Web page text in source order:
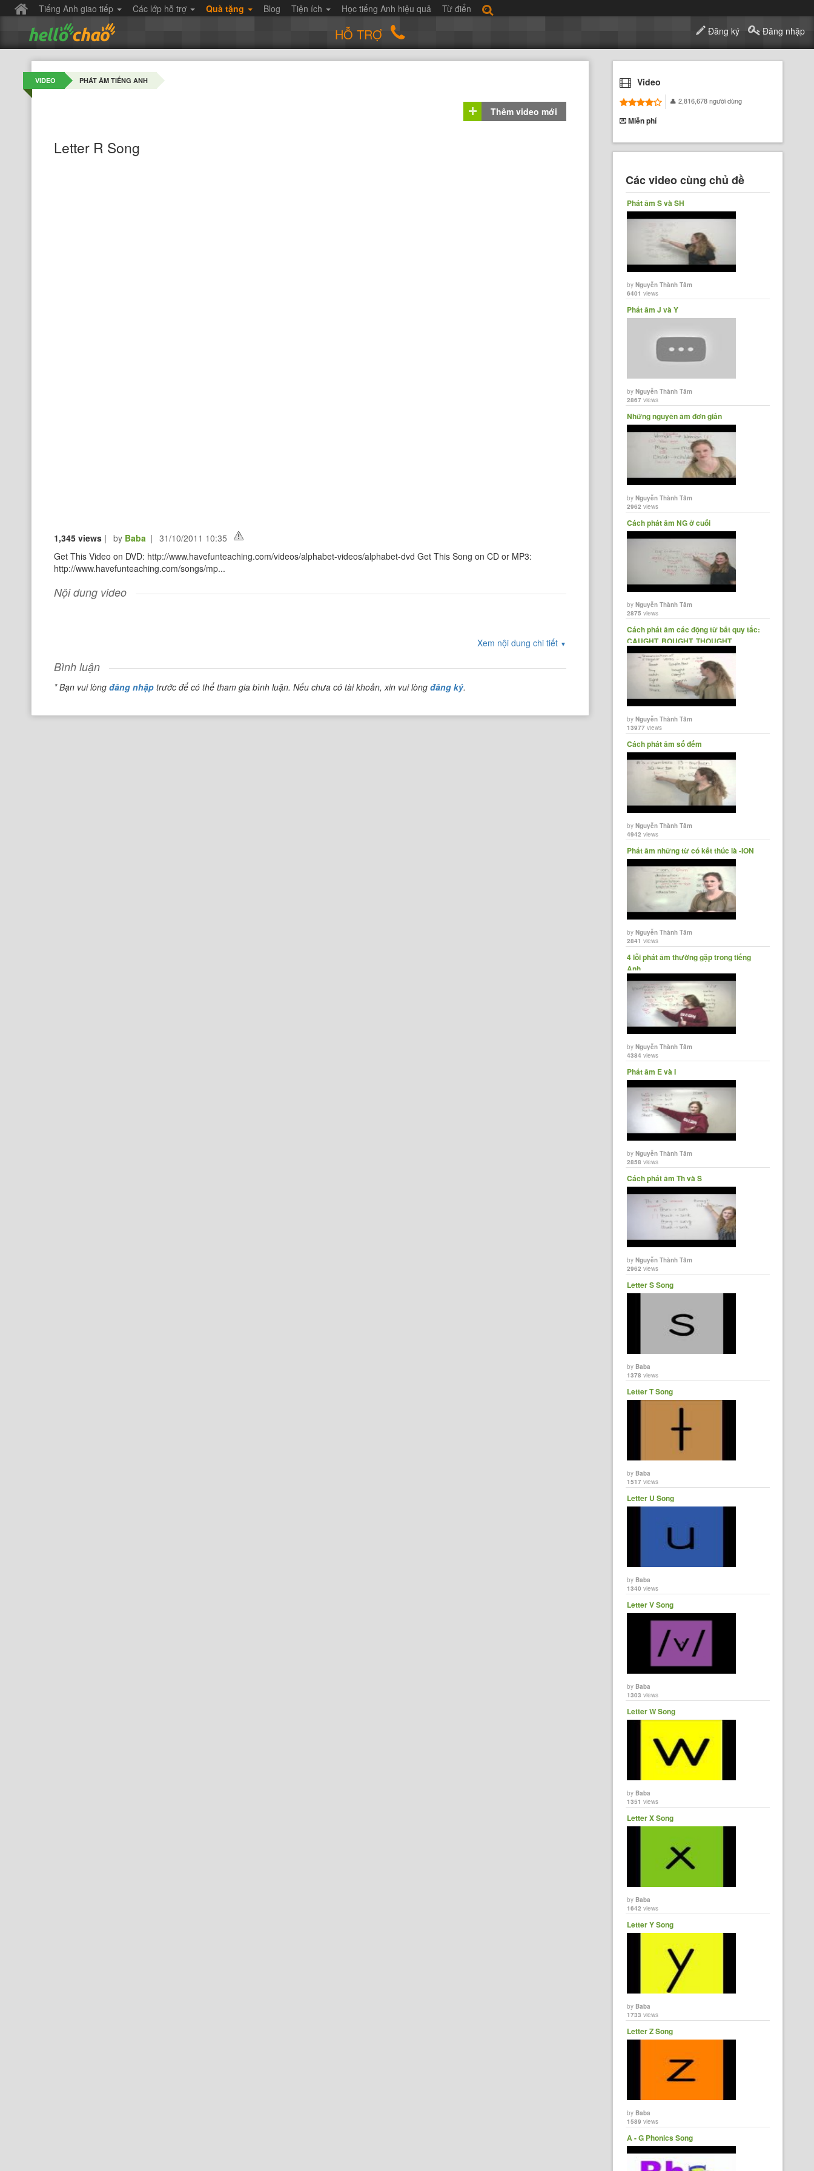
Tiếng Anh giao tiếp Các lớp hỗ trợ Quà tặng Blog Tiện ích Học tiếng Anh hiệu quả Từ điển
HỖ TRỢ Đăng ký Đăng nhập
VIDEO PHÁT ÂM TIẾNG ANH
Thêm video mới
Letter R Song
1,345 views | by Baba |
31/10/2011 10:35
Get This Video on DVD: http://www.havefunteaching.com/videos/alphabet-videos/alphabet-dvd Get This Song on CD or MP3:
http://www.havefunteaching.com/songs/mp...
Nội dung video
Xem nội dung chi tiết ▼
Bình luận
* Bạn vui lòngđăng nhập trước để có thể tham gia bình luận. Nếu chưa có tài khoản, xin vui lòngđăng ký.
Video
2,816,678 người dùng
Miễn phí
Các video cùng chủ đề
Phát âm S và SH
byNguyễn Thành Tâm
6401 views
Phát âm J và Y
byNguyễn Thành Tâm
2867 views
Những nguyên âm đơn giản
byNguyễn Thành Tâm
2962 views
Cách phát âm NG ở cuối
byNguyễn Thành Tâm
2875 views
Cách phát âm các động từ bất quy tắc:
CAUGHT, BOUGHT, THOUGHT...
byNguyễn Thành Tâm
13977 views
Cách phát âm số đếm
byNguyễn Thành Tâm
4942 views
Phát âm những từ có kết thúc là -ION
byNguyễn Thành Tâm
2841 views
4 lỗi phát âm thường gặp trong tiếng
Anh
byNguyễn Thành Tâm
4384 views
Phát âm E và I
byNguyễn Thành Tâm
2858 views
Cách phát âm Th và S
byNguyễn Thành Tâm
2962 views
Letter S Song
by Baba
1378 views
Letter T Song
by Baba
1517 views
Letter U Song
by Baba
1340 views
Letter V Song
by Baba
1303 views
Letter W Song
by Baba
1351 views
Letter X Song
by Baba
1642 views
Letter Y Song
by Baba
1733 views
Letter Z Song
by Baba
1589 views
A - G Phonics Song